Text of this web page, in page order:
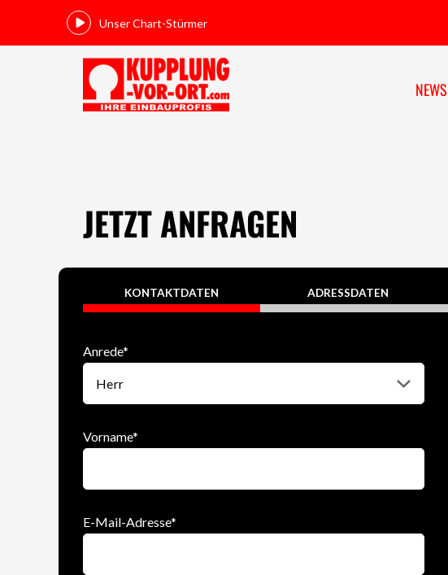
Unser Chart-Stürmer
NEWS
JETZT ANFRAGEN
KONTAKTDATEN ADRESSDATEN
Anrede*
Vorname*
E-Mail-Adresse*